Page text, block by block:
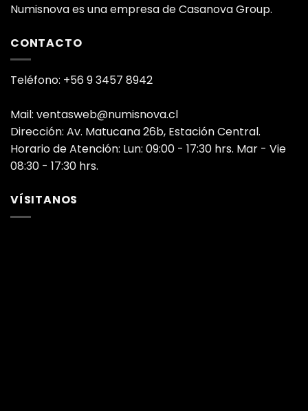
Numisnova es una empresa de Casanova Group.
CONTACTO
Teléfono: +56 9 3457 8942
Mail: ventasweb@numisnova.cl
Dirección: Av. Matucana 26b, Estación Central.
Horario de Atención: Lun: 09:00 - 17:30 hrs. Mar - Vie
08:30 - 17:30 hrs.
VÍSITANOS